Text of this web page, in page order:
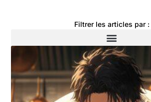
Filtrer les articles par :